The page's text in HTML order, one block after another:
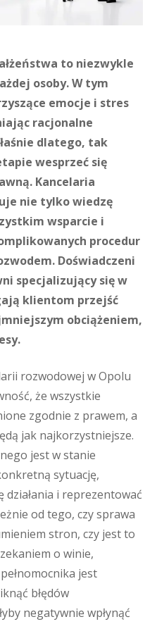
to niezwykle
osoby. W tym
emocje i stres
racjonalne
dlatego, tak
wesprzeć się
Kancelaria
nie tylko wiedzę
wsparcie i
procedur
Doświadczeni
specjalizujący się w
klientom przejść
obciążeniem,
rozwodowej w Opolu
że wszystkie
zgodnie z prawem, a
jak najkorzystniejsze.
jest w stanie
sytuację,
i reprezentować
od tego, czy sprawa
stron, czy jest to
o winie,
jest
błędów
negatywnie wpłynąć